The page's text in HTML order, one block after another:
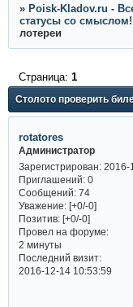
» Poisk-Kladov.ru -
статусы со смыслом!
лотереи
Столото проверить
Страница: 1
rotatores
Администратор
Зарегистрирован: 2016-
Приглашений:0
Сообщений:74
Уважение: [+0/-0]
Позитив: [+0/-0]
Провел на форуме:
2 минуты
Последний визит:
2016-12-14 10:53:59